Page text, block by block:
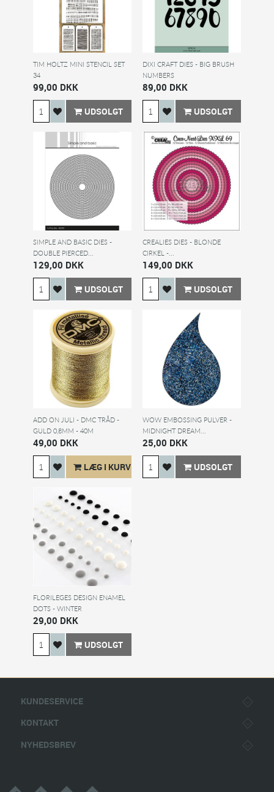
TIM HOLTZ MINI STENCIL SET
34
99,00 DKK
UDSOLGT
DIXI CRAFT DIES - BIG BRUSH
NUMBERS
89,00 DKK
UDSOLGT
SIMPLE AND BASIC DIES -
DOUBLE PIERCED...
129,00 DKK
UDSOLGT
CREALIES DIES - BLONDE
CIRKEL -...
149,00 DKK
UDSOLGT
ADD ON JULI - DMC TRÅD -
GULD 0,8MM - 40M
49,00 DKK
LÆG I KURV
WOW EMBOSSING PULVER -
MIDNIGHT DREAM...
25,00 DKK
UDSOLGT
FLORILEGES DESIGN ENAMEL
DOTS - WINTER
29,00 DKK
UDSOLGT
KUNDESERVICE
KONTAKT
NYHEDSBREV